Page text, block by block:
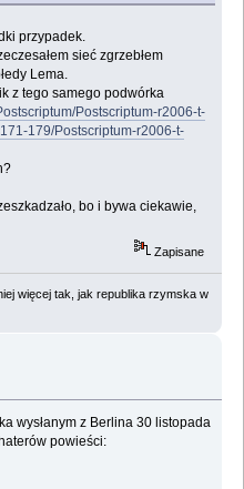
przypadek.
sieć zgrzebłem
Lema.
z tego samego podwórka
Postscriptum-r2006-t-
179/Postscriptum-r2006-t-
bo i bywa ciekawie,
Zapisane
więcej tak, jak republika rzymska w
wysłanym z Berlina 30 listopada
powieści: